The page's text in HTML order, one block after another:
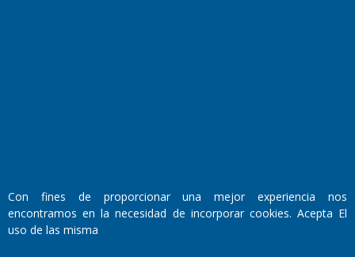
Propietario: El Diario SRL
Director Periodístico:
Walter René Goñi
Con fines de proporcionar una mejor experiencia nos
encontramos en la necesidad de incorporar cookies. Acepta El
uso de las misma